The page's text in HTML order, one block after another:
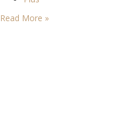
Read More »